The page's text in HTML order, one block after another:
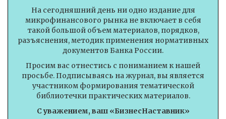
На сегодняшний день ни одно издание для
микрофинансового рынка не включает в себя
такой большой объем материалов, порядков,
разъяснения, методик применения нормативных
документов Банка России.
Просим вас отнестись с пониманием к нашей
просьбе. Подписываясь на журнал, вы является
участником формирования тематической
библиотечки практических материалов.
С уважением, ваш «БизнесНаставник»